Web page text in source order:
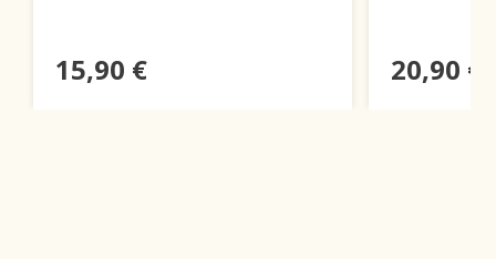
15,90 € 20,90 €